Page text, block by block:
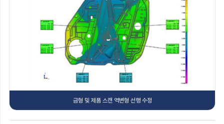
금형 및 제품 스캔 역변형 선행 수정